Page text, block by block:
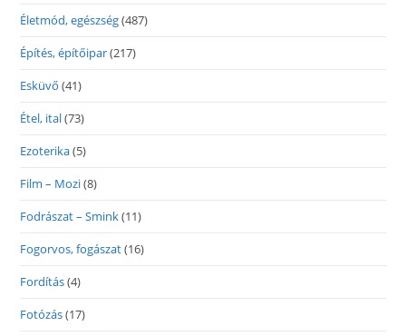
Életmód, egészség(487)
Építés, építőipar(217)
Esküvő (41)
Étel, ital(73)
Ezoterika(5)
Film – Mozi(8)
Fodrászat – Smink(11)
Fogorvos, fogászat(16)
Fordítás(4)
Fotózás(17)